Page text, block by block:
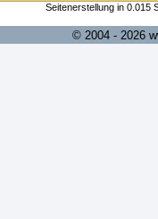
Seitenerstellung in 0.015
© 2004 - 2026